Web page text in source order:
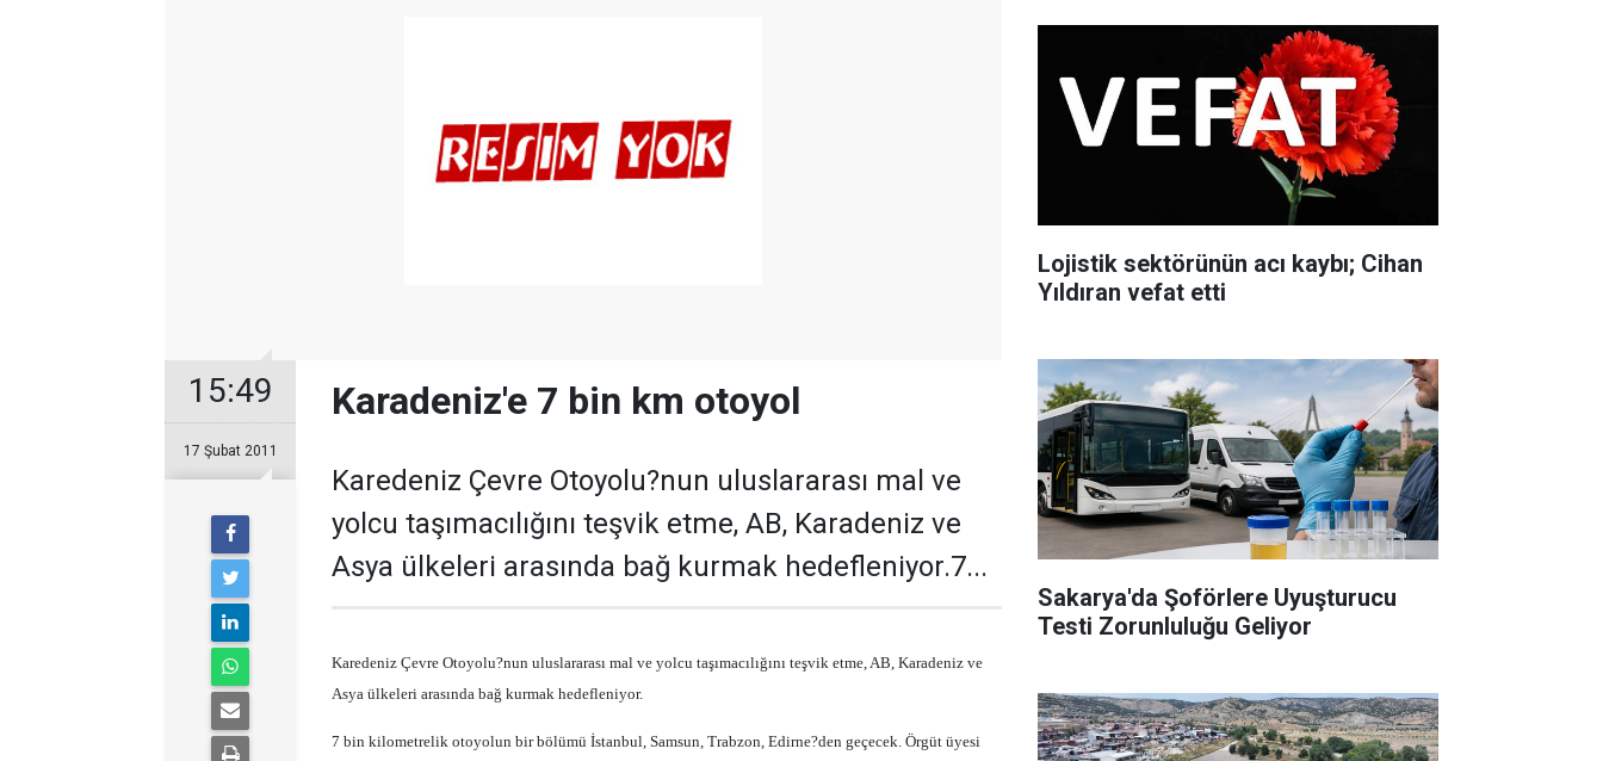
15:49
17 Şubat 2011
Karadeniz'e 7 bin km otoyol
Karedeniz Çevre Otoyolu?nun uluslararası mal ve
yolcu taşımacılığını teşvik etme, AB, Karadeniz ve
Asya ülkeleri arasında bağ kurmak hedefleniyor.7...
Karedeniz Çevre Otoyolu?nun uluslararası mal ve yolcu taşımacılığını teşvik etme, AB, Karadeniz ve
Asya ülkeleri arasında bağ kurmak hedefleniyor.
7 bin kilometrelik otoyolun bir bölümü İstanbul, Samsun, Trabzon, Edirne?den geçecek. Örgüt üyesi
Lojistik sektörünün acı kaybı; Cihan
Yıldıran vefat etti
Sakarya'da Şoförlere Uyuşturucu
Testi Zorunluluğu Geliyor